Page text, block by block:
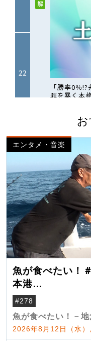
エンタメ・音楽
魚が食べたい！
本港
（クロマグロ）
#278
魚が食べたい！－
2026年8月12日（水